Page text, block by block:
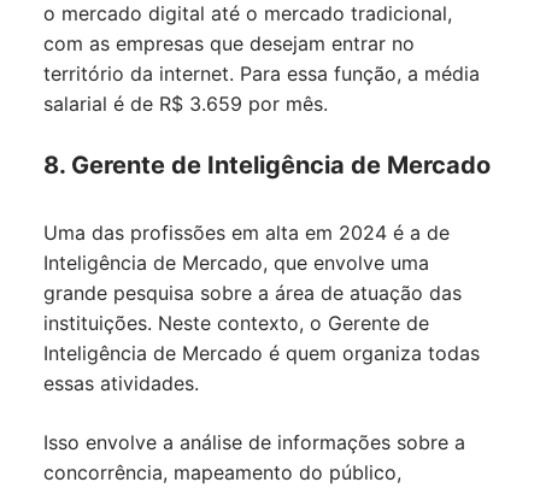
o mercado digital até o mercado tradicional,
com as empresas que desejam entrar no
território da internet. Para essa função, a média
salarial é de R$ 3.659 por mês.
8. Gerente de Inteligência de Mercado
Uma das profissões em alta em 2024 é a de
Inteligência de Mercado, que envolve uma
grande pesquisa sobre a área de atuação das
instituições. Neste contexto, o Gerente de
Inteligência de Mercado é quem organiza todas
essas atividades.
Isso envolve a análise de informações sobre a
concorrência, mapeamento do público,